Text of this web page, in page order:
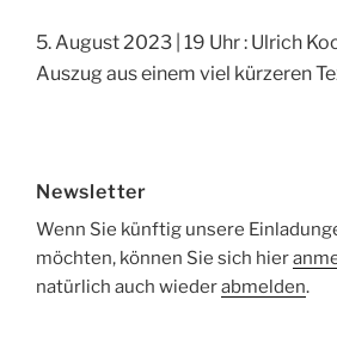
o
k
Nächster
Beitrag
5. August 2023 | 19 Uhr : Ulrich
Auszug aus einem viel kürzeren
Newsletter
Wenn Sie künftig unsere
möchten, können Sie sich hier
natürlich auch wiederabmelden.